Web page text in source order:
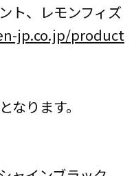
ト、レモンフィズ
jp.co.jp/product
ります。